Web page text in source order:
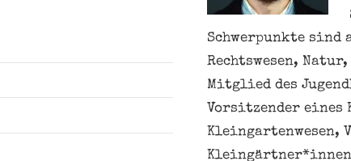
Schwerpunkte
Rechtswesen,
Mitglied des
Vorsitzender eines
Kleingartenwesen,